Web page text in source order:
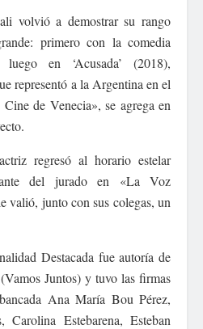
volvió a demostrar su rango
primero con la comedia
luego en ‘Acusada’ (2018),
representó a la Argentina en el
de Venecia», se agrega en
regresó al horario estelar
del jurado en «La Voz
valió, junto con sus colegas, un
Destacada fue autoría de
Juntos) y tuvo las firmas
Ana María Bou Pérez,
Carolina Estebarena, Esteban